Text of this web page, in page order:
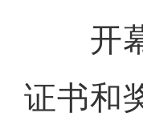
开幕
证书和